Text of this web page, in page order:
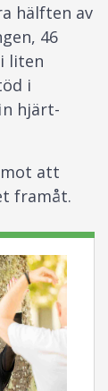
hälften av
46
liten
i
hjärt-
att
framåt.